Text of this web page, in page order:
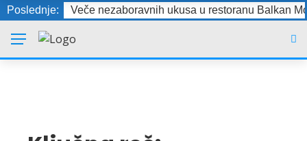
Poslednje: Veče nezaboravnih ukusa u restoranu Balkan